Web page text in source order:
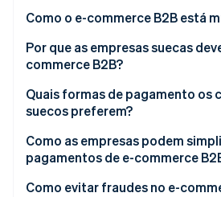
Stripe Sessions 2026
Veja como a Stripe está
Assista agora
Como o e-commerce B2B está
Por que as empresas suecas
commerce B2B?
É mais eficiente para todos
Permite que você cresça sem
Fornece dados melhores
Prepara a empresa para o futuro
Quais formas de pagamento os
suecos preferem?
Transferência bancária
Pagamentos com cartão
Como as empresas podem
pagamentos de e-commerce
Automatizar o fluxo de
Como evitar fraudes no e-